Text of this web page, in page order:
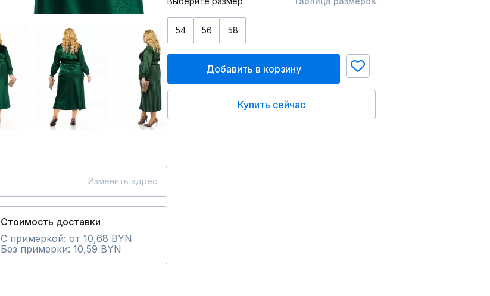
Изменить адрес
Стоимость доставки
С примеркой: от 10,68 BYN
Без примерки: 10,59 BYN
54 56 58
Добавить в корзину
Купить сейчас